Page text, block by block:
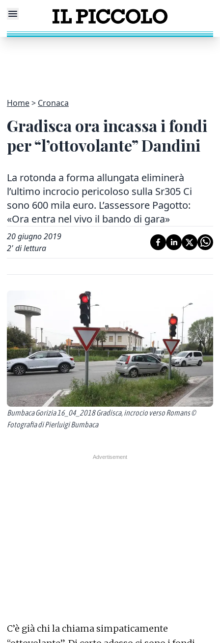
Home Cronaca
Gradisca ora incassa i fondi
per “l’ottovolante” Dandini
La rotonda a forma allungata eliminerà
l’ultimo incrocio pericoloso sulla Sr305 Ci
sono 600 mila euro. L’assessore Pagotto:
«Ora entra nel vivo il bando di gara»
20 giugno 2019
2' di lettura
Bumbaca Gorizia 16_04_2018 Gradisca, incrocio verso Romans ©
Fotografia di Pierluigi Bumbaca
C’è già chi la chiama simpaticamente